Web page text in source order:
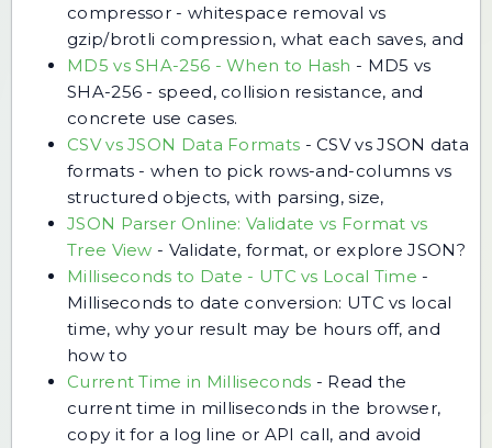
compressor - whitespace removal vs
gzip/brotli compression, what each saves, and
MD5 vs SHA-256 - When to Hash - MD5 vs
SHA-256 - speed, collision resistance, and
concrete use cases.
CSV vs JSON Data Formats -CSV vs JSON data
formats - when to pick rows-and-columns vs
structured objects, with parsing, size,
JSON Parser Online: Validate vs Format vs
Tree View - Validate, format, or explore JSON?
Milliseconds to Date - UTC vs Local Time -
Milliseconds to date conversion: UTC vs local
time, why your result may be hours off, and
how to
Current Time in Milliseconds - Read the
current time in milliseconds in the browser,
copy it for a log line or API call, and avoid